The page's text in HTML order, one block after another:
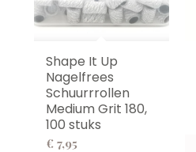
Shape It Up
Nagelfrees
Schuurrrollen
Medium Grit 180,
100 stuks
€ 7,95